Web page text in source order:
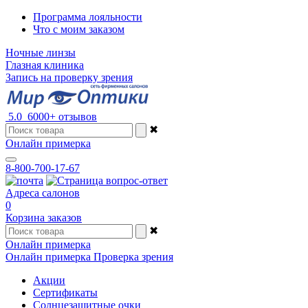
Программа лояльности
Что с моим заказом
Ночные линзы
Глазная клиника
Запись на проверку зрения
5.0 6000+ отзывов
✖
Онлайн примерка
8-800-700-17-67
Адреса салонов
0
Корзина заказов
✖
Онлайн примерка
Онлайн примерка Проверка зрения
Акции
Сертификаты
Солнцезащитные очки